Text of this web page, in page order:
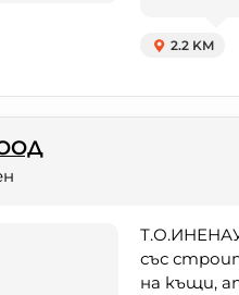
2.2 KM
със
на къщи,